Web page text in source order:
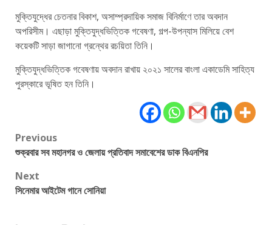
মুক্তিযুদ্ধের চেতনার বিকাশ, অসাম্প্রদায়িক সমাজ বিনির্মাণে তার অবদান
অপরিসীম। এছাড়া মুক্তিযুদ্ধভিত্তিক গবেষণা, গল্প-উপন্যাস মিলিয়ে বেশ
কয়েকটি সাড়া জাগানো গ্রন্থের রচয়িতা তিনি।
মুক্তিযুদ্ধভিত্তিক গবেষণায় অবদান রাখায় ২০২১ সালের বাংলা একাডেমি সাহিত্য
পুরস্কারে ভূষিত হন তিনি।
Post
navigation
Previous
শুক্রবার সব মহানগর ও জেলায় প্রতিবাদ সমাবেশের ডাক বিএনপির
Next
সিনেমার আইটেম গানে সোনিয়া